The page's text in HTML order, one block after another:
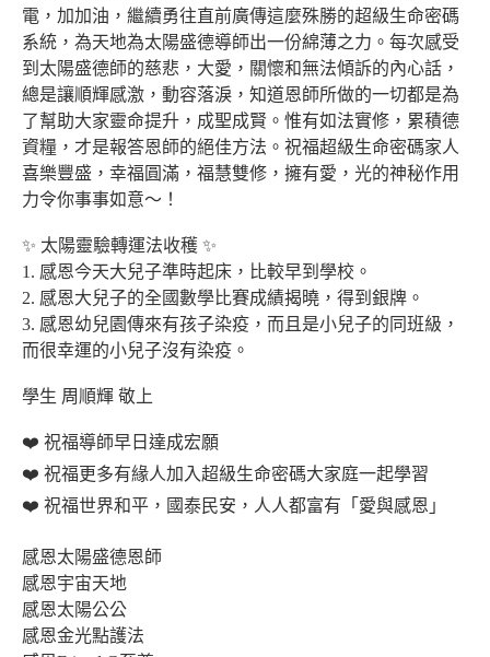
電，加加油，繼續勇往直前廣傳這麼殊勝的超級生命密碼
系統，為天地為太陽盛德導師出一份綿薄之力。每次感受
到太陽盛德師的慈悲，大愛，關懷和無法傾訴的內心話，
總是讓順輝感激，動容落淚，知道恩師所做的一切都是為
了幫助大家靈命提升，成聖成賢。惟有如法實修，累積德
資糧，才是報答恩師的絕佳方法。祝福超級生命密碼家人
喜樂豐盛，幸福圓滿，福慧雙修，擁有愛，光的神秘作用
力令你事事如意～！
✨ 太陽靈驗轉運法收穫 ✨
1.⁠ ⁠感恩今天大兒子準時起床，比較早到學校。
2.⁠ ⁠感恩大兒子的全國數學比賽成績揭曉，得到銀牌。
3.⁠ ⁠感恩幼兒園傳來有孩子染疫，而且是小兒子的同班級，
而很幸運的小兒子沒有染疫。
學生 周順輝 敬上
❤️ 祝福導師早日達成宏願
❤️ 祝福更多有緣人加入超級生命密碼大家庭一起學習
❤️ 祝福世界和平，國泰民安，人人都富有「愛與感恩」
感恩太陽盛德恩師
感恩宇宙天地
感恩太陽公公
感恩金光點護法